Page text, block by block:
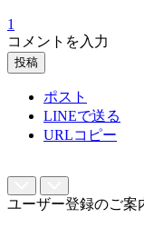
1
コメントを入力
投稿
ポスト
LINEで送る
URLコピー
ユーザー登録のご案